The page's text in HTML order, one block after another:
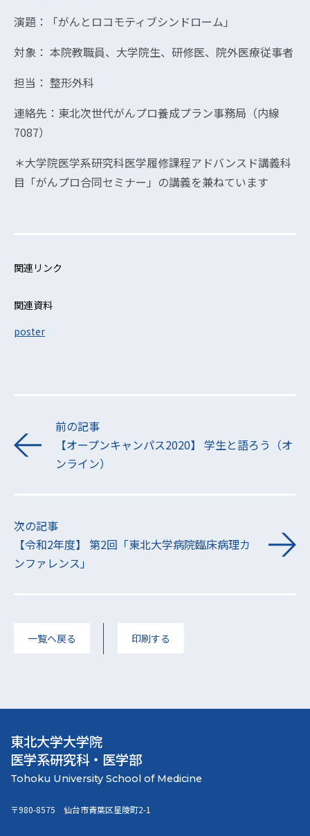
演題：「がんとロコモティブシンドローム」
対象： 本院教職員、大学院生、研修医、院外医療従事者
担当： 整形外科
連絡先：東北次世代がんプロ養成プラン事務局（内線
7087）
＊大学院医学系研究科医学履修課程アドバンスド講義科
目「がんプロ合同セミナー」の講義を兼ねています
関連リンク
関連資料
poster
前の記事
【オープンキャンパス2020】 学生と語ろう（オ
ンライン）
次の記事
【令和2年度】 第2回「東北大学病院臨床病理カ
ンファレンス」
一覧へ戻る 印刷する
東北大学大学院
医学系研究科・医学部
〒980-8575 仙台市青葉区星陵町2-1